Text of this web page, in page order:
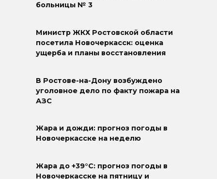
больницы № 3
Министр ЖКХ Ростовской области
посетила Новочеркасск: оценка
ущерба и планы восстановления
В Ростове-на-Дону возбуждено
уголовное дело по факту пожара на
АЗС
Жара и дожди: прогноз погоды в
Новочеркасске на неделю
Жара до +39°C: прогноз погоды в
Новочеркасске на пятницу и